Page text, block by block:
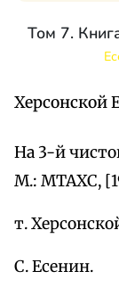
Том 7.
Херсонской
На 3-й
М.: МТАХС,
т.
С. Есенин.